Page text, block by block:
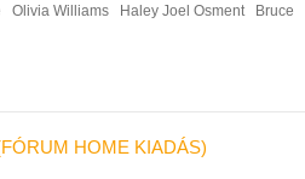
Olivia Williams Haley Joel Osment
Bruce
HOME KIADÁS)